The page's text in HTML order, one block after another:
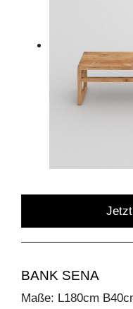
BANK SENA
Maße: L180cm